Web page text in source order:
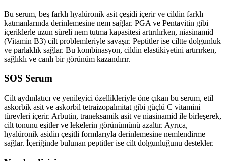
Bu serum, beş farklı hyalüronik asit çeşidi içerir ve cildin farklı
katmanlarında derinlemesine nem sağlar. PGA ve Pentavitin gibi
içeriklerle uzun süreli nem tutma kapasitesi artırılırken, niasinamid
(Vitamin B3) cilt problemleriyle savaşır. Peptitler ise ciltte dolgunluk
ve parlaklık sağlar. Bu kombinasyon, cildin elastikiyetini artırırken,
sağlıklı ve canlı bir görünüm kazandırır.
SOS Serum
Cilt aydınlatıcı ve yenileyici özellikleriyle öne çıkan bu serum, etil
askorbik asit ve askorbil tetraizopalmitat gibi güçlü C vitamini
türevleri içerir. Arbutin, traneksamik asit ve niasinamid ile birleşerek,
cilt tonunu eşitler ve lekelerin görünümünü azaltır. Ayrıca,
hyalüronik asidin çeşitli formlarıyla derinlemesine nemlendirme
sağlar. İçeriğinde bulunan peptitler ise cilt dolgunluğunu destekler.